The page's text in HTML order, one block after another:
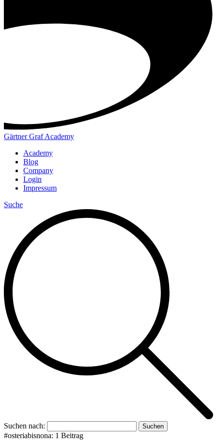
Gärtner Graf Academy
Academy
Blog
Company
Login
Impressum
Suche
Suchen nach:
#osteriabisnona: 1 Beitrag